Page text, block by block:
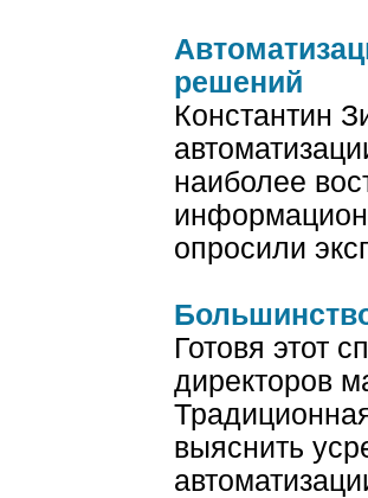
решений
Константин
наиболее
опросили
Готовя этот
директоров
выяснить